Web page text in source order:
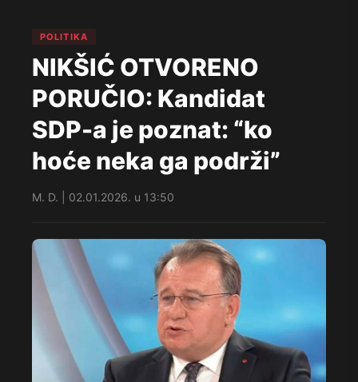
POLITIKA
NIKŠIĆ OTVORENO
PORUČIO: Kandidat
SDP-a je poznat: “ko
hoće neka ga podrži”
M. D. | 02.01.2026. u 13:50